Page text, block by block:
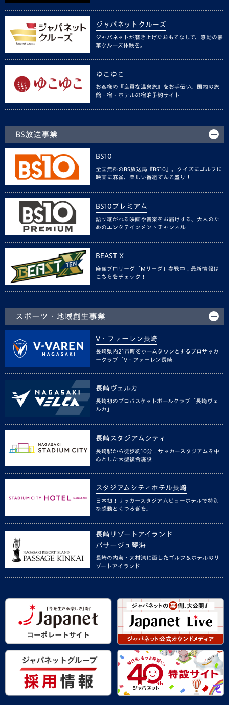
ジャパネットクルーズ
ジャパネットが磨き上げたおもてなしで、感動の豪
華クルーズ体験を。
ゆこゆこ
お客様の『良質な温泉旅』をお手伝い。国内の旅
館・宿・ホテルの宿泊予約サイト
BS放送事業
BS10
全国無料のBS放送局『BS10』。クイズにゴルフに
映画に麻雀、楽しい番組てんこ盛り！
BS10プレミアム
語り継がれる映画や音楽をお届けする、大人のた
めのエンタテインメントチャンネル
BEAST X
麻雀プロリーグ「Mリーグ」参戦中！最新情報は
こちらをチェック！
スポーツ・地域創生事業
V・ファーレン長崎
長崎県内21市町をホームタウンとするプロサッカ
ークラブ「V・ファーレン長崎」
長崎ヴェルカ
長崎初のプロバスケットボールクラブ「長崎ヴェ
ルカ」
長崎スタジアムシティ
長崎駅から徒歩約10分！サッカースタジアムを中
心とした大型複合施設
スタジアムシティホテル長崎
日本初！サッカースタジアムビューホテルで特別
な感動とくつろぎを。
長崎リゾートアイランド
パサージュ琴海
長崎の内海・大村湾に面したゴルフ＆ホテルのリ
ゾートアイランド